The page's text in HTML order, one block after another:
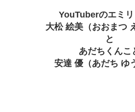
YouTuberのエミリ
大松 絵美（おおまつ
と
あだちくんこ
安達 優（あだち ゆ